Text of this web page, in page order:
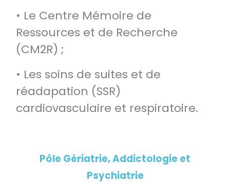
• Le Centre Mémoire de
Ressources et de Recherche
(CM2R) ;
• Les soins de suites et de
réadapation (SSR)
cardiovasculaire et respiratoire.
Pôle Gériatrie, Addictologie et
Psychiatrie